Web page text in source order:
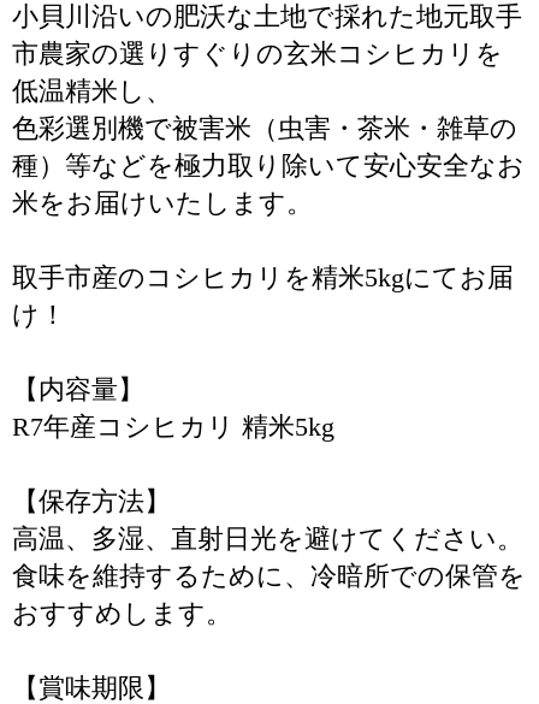
小貝川沿いの肥沃な土地で採れた地元取手
市農家の選りすぐりの玄米コシヒカリを
低温精米し、
色彩選別機で被害米（虫害・茶米・雑草の
種）等などを極力取り除いて安心安全なお
米をお届けいたします。
取手市産のコシヒカリを精米5kgにてお届
け！
【内容量】
R7年産コシヒカリ 精米5kg
【保存方法】
高温、多湿、直射日光を避けてください。
食味を維持するために、冷暗所での保管を
おすすめします。
【賞味期限】